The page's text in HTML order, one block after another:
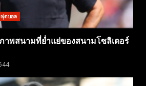
ตบอล
าพสนามที่ย่ำแย่ของสนามโซลิเดอร์